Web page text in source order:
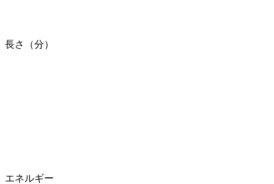
長さ（分）
エネルギー